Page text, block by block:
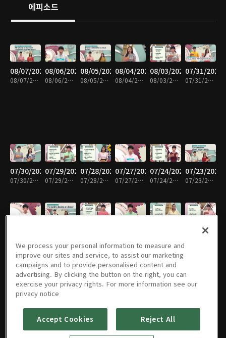
에피소드
08/07/2026
08/07/2026 • 29분
08/06/2026
08/06/2026 • 30분
08/05/2026
08/05/2026 • 30분
08/04/2026
08/04/2026 • 29분
08/03/2026
08/03/2026 • 29분
07/31/2026
07/31/2026 • 29분
07/30/2026
07/30/2026 • 29분
07/29/2026
07/29/2026 • 29분
07/28/2026
07/28/2026 • 28분
07/27/2026
07/27/2026 • 29분
07/24/2026
07/24/2026 • 29분
07/23/2026
07/23/2026 • 28분
07/15/2026
07/14/2026
07/14/2026 • 28분
07/13/202607/10/202607/09/202607/08/202607/07/2026
We process your personal information to measure and
improve our sites and service, to assist our marketing
campaigns and to provide personalised content and
advertising. By clicking the button on the right, you can
exercise your privacy rights. For more information see our
privacy notice
Accept Cookies Reject All